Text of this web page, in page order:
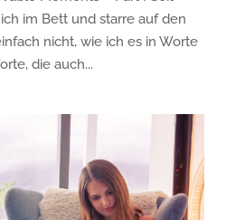
im Bett und starre auf den
nicht, wie ich es in Worte
die auch...